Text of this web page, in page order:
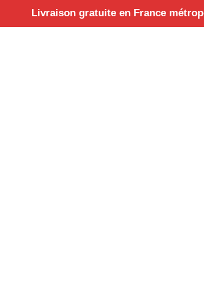
Livraison gratuite en France